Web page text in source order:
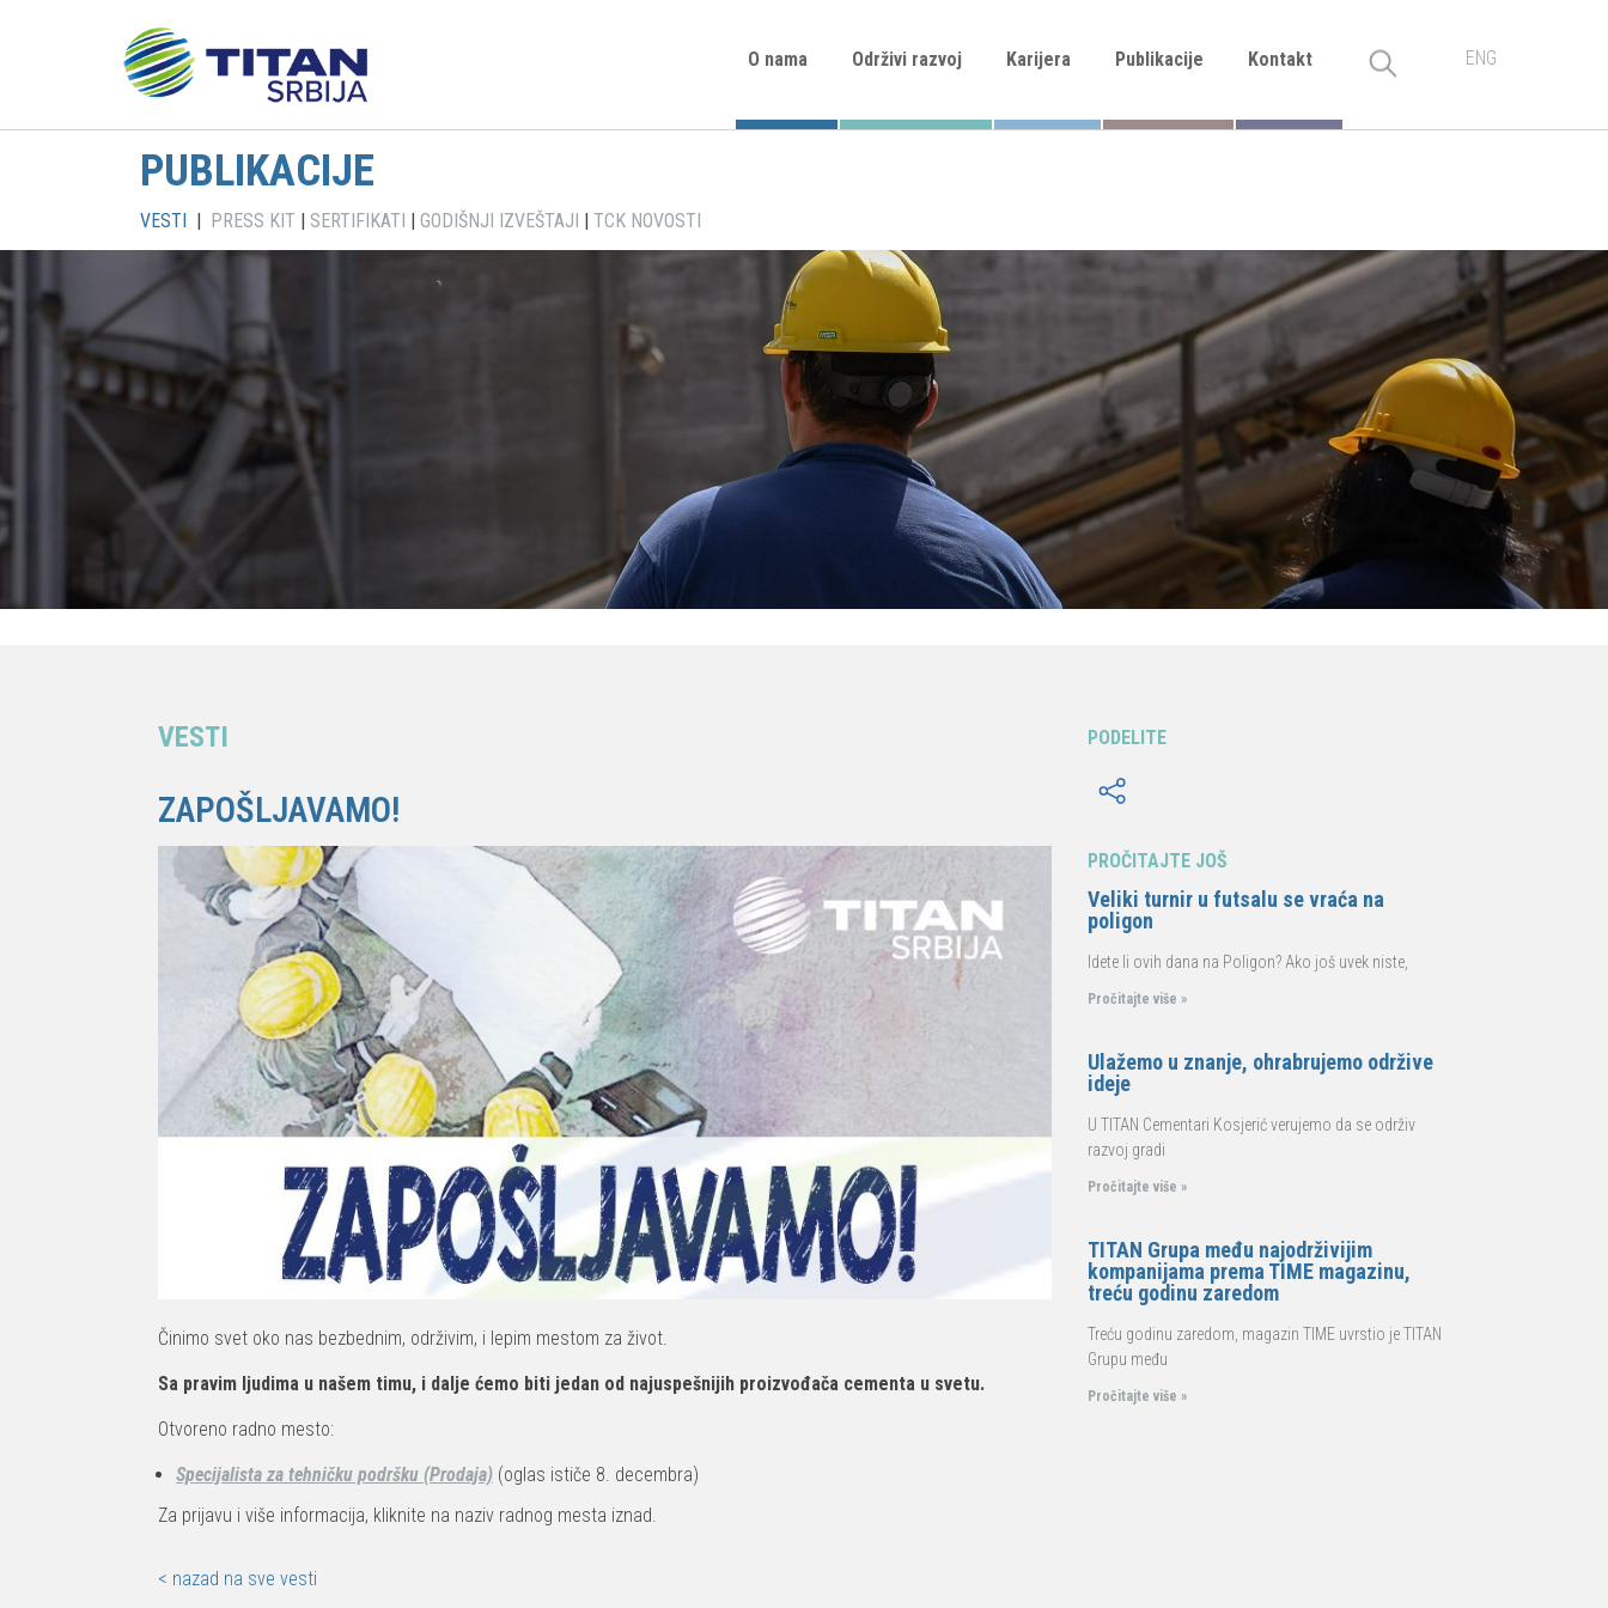
O nama Održivi razvoj Karijera Publikacije Kontakt ENG
PUBLIKACIJE
VESTI | PRESS KIT | SERTIFIKATI | GODIŠNJI IZVEŠTAJI | TCK NOVOSTI
VESTI
ZAPOŠLJAVAMO!
Činimo svet oko nas bezbednim, održivim, i lepim mestom za život.
Sa pravim ljudima u našem timu, i dalje ćemo biti jedan od najuspešnijih proizvođača cementa u svetu.
Otvoreno radno mesto:
Specijalista za tehničku podršku (Prodaja) (oglas ističe 8. decembra)
Za prijavu i više informacija, kliknite na naziv radnog mesta iznad.
< nazad na sve vesti
PODELITE
PROČITAJTE JOŠ
Veliki turnir u futsalu se vraća na
poligon
Idete li ovih dana na Poligon? Ako još uvek niste,
Pročitajte više »
Ulažemo u znanje, ohrabrujemo održive
ideje
U TITAN Cementari Kosjerić verujemo da se održiv
razvoj gradi
Pročitajte više »
TITAN Grupa među najodrživijim
kompanijama prema TIME magazinu,
treću godinu zaredom
Treću godinu zaredom, magazin TIME uvrstio je TITAN
Grupu među
Pročitajte više »